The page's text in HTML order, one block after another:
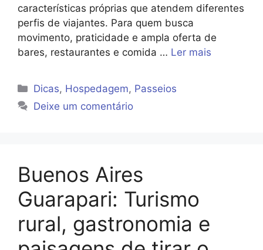
características próprias que atendem diferentes
perfis de viajantes. Para quem busca
movimento, praticidade e ampla oferta de
bares, restaurantes e comida … Ler mais
Categorias
Dicas, Hospedagem, Passeios
Deixe um comentário
Buenos Aires
Guarapari: Turismo
rural, gastronomia e